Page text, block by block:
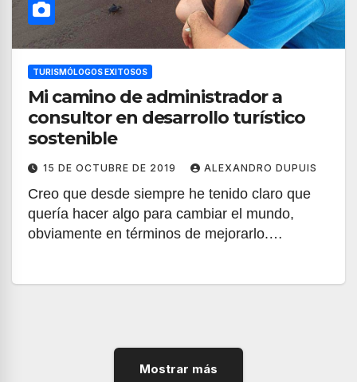
TURISMÓLOGOS EXITOSOS
Mi camino de administrador a
consultor en desarrollo turístico
sostenible
15 DE OCTUBRE DE 2019 ALEXANDRO DUPUIS
Creo que desde siempre he tenido claro que
quería hacer algo para cambiar el mundo,
obviamente en términos de mejorarlo.…
Mostrar más